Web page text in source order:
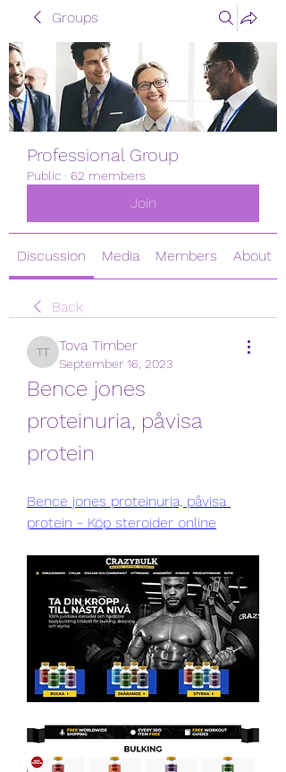
Groups
Professional Group
Public · 62 members
Join
Discussion Media Members About
Back
Tova Timber
Tova Timber
September 16, 2023
Bence jones
proteinuria, påvisa
protein
Bence jones proteinuria, påvisa
protein - Köp steroider online